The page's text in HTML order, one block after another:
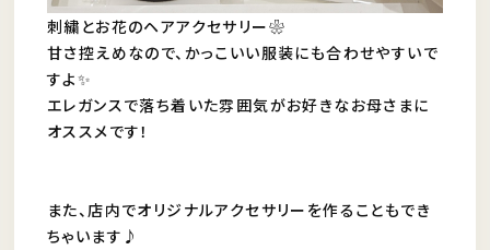
刺繍とお花のヘアアクセサリー❀
甘さ控えめなので、かっこいい服装にも合わせやすいで
すよ✨
エレガンスで落ち着いた雰囲気がお好きなお母さまに
オススメです！
また、店内でオリジナルアクセサリーを作ることもでき
ちゃいます♪